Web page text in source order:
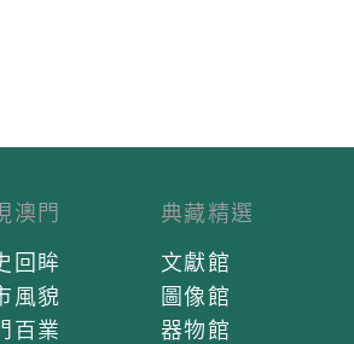
澳門
回眸
風貌
百業
典藏精選
文獻館
圖像館
器物館